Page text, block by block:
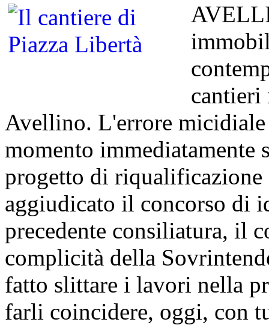
cantieri
Avellino. L'errore
momento immediatamente
progetto di riqualificazione
aggiudicato il concorso di
precedente consiliatura, il
complicità della
fatto slittare i lavori nella
farli coincidere, oggi, con